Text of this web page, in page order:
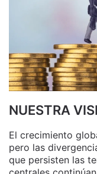
NUESTRA
El crecimiento
pero las
que persisten las